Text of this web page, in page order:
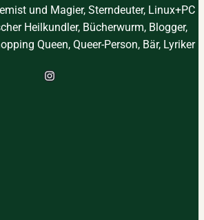
und Magier, Sterndeuter, Linux+PC
Heilkundler, Bücherwurm, Blogger,
Queen, Queer-Person, Bär, Lyriker
Instagram